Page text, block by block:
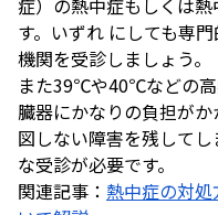
症）の熱中症もしくは
す。いずれ にしても専
機関を受診しましょう。
また39℃や40℃などの高
臓器にかなりの負担が
図しない障害を残して
な受診が必要です。
関連記事： 熱中症の対